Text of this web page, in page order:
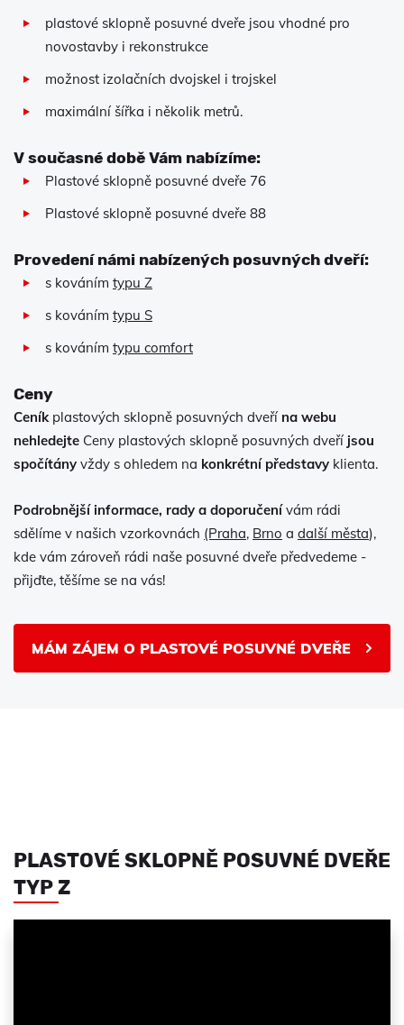
plastové sklopně posuvné dveře jsou vhodné pro
novostavby i rekonstrukce
možnost izolačních dvojskel i trojskel
maximální šířka i několik metrů.
V současné době Vám nabízíme:
Plastové sklopně posuvné dveře 76
Plastové sklopně posuvné dveře 88
Provedení námi nabízených posuvných dveří:
s kováním typu Z
s kováním typu S
s kováním typu comfort
Ceny
Ceníkplastových sklopně posuvných dveří na webu
nehledejte Ceny plastových sklopně posuvných dveří jsou
spočítány vždy s ohledem na konkrétní představy klienta.
Podrobnější informace, rady a doporučenívám rádi
sdělíme v našich vzorkovnách (Praha, Brno a další města),
kde vám zároveň rádi naše posuvné dveře předvedeme -
přijďte, těšíme se na vás!
MÁM ZÁJEM O PLASTOVÉ POSUVNÉ DVEŘE
PLASTOVÉ SKLOPNĚ POSUVNÉ DVEŘE
TYP Z